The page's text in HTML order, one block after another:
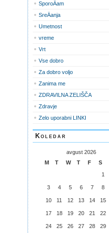
SporoÄam
SreÄanja
Umetnost
vreme
Vrt
Vse dobro
Za dobro voljo
Zanima me
ZDRAVILNA ZELIŠČA
Zdravje
Zelo uporabni LINKI
Koledar
avgust 2026
M
T W T F S
1
3 4 5 6 7 8
10 11 12 13 14 15
17 18 19 20 21 22
24 25 26 27 28 29